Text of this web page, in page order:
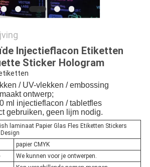
Injectieflacon Etiketten
Sticker Hologram
/ UV-vlekken / embossing
ontwerp;
ml injectieflacon / tabletfles
gebruiken, geen lijm nodig.
laminaat Papier Glas Fles Etiketten Stickers
papier CMYK
We kunnen voor je ontwerpen.